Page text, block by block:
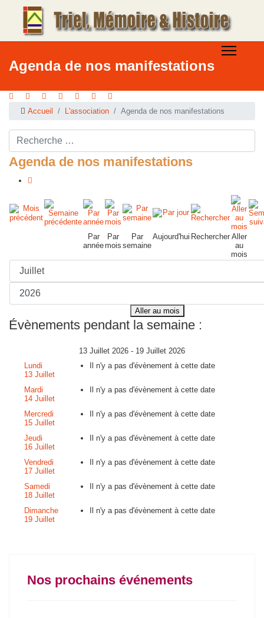
Agenda de nos manifestations
Accueil L'association Agenda de nos manifestations
Rechercher ...
Agenda de nos manifestations
Par
année
Par
mois
Par
semaine
Aujourd'hui Rechercher Aller
au
mois
Aller au mois
Évènements pendant la semaine :
13 Juillet 2026 - 19 Juillet 2026
Lundi
13 Juillet
Il n'y a pas d'évènement à cette date
Mardi
14 Juillet
Il n'y a pas d'évènement à cette date
Mercredi
15 Juillet
Il n'y a pas d'évènement à cette date
Jeudi
16 Juillet
Il n'y a pas d'évènement à cette date
Vendredi
17 Juillet
Il n'y a pas d'évènement à cette date
Samedi
18 Juillet
Il n'y a pas d'évènement à cette date
Dimanche
19 Juillet
Il n'y a pas d'évènement à cette date
Nos prochains événements